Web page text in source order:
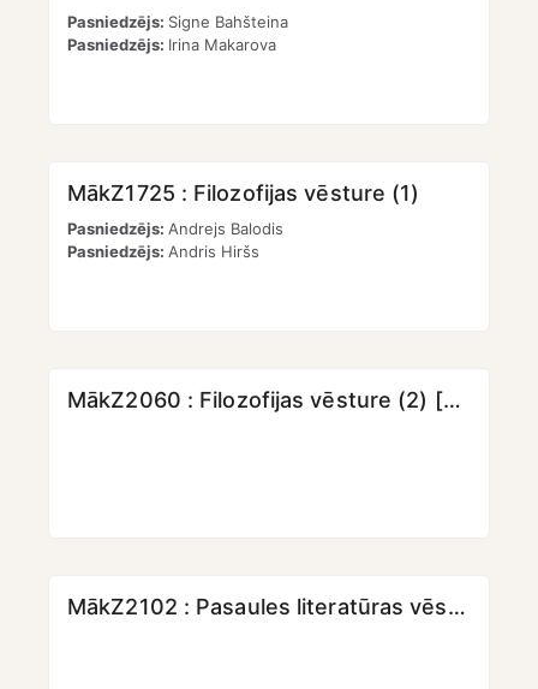
Pasniedzējs: Signe Bahšteina
Pasniedzējs: Irina Makarova
MākZ1725 : Filozofijas vēsture (1)
Pasniedzējs: Andrejs Balodis
Pasniedzējs: Andris Hiršs
MākZ2060 : Filozofijas vēsture (2) [3KP]
MākZ2102 : Pasaules literatūras vēsture (3) [2KP]